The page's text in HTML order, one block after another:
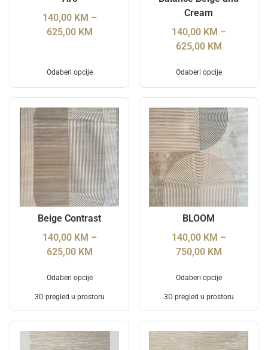
140,00 KM –
625,00 KM
Odaberi opcije
Cream
140,00 KM –
625,00 KM
Odaberi opcije
Beige Contrast
140,00 KM –
625,00 KM
Odaberi opcije
3D pregled u prostoru
BLOOM
140,00 KM –
750,00 KM
Odaberi opcije
3D pregled u prostoru